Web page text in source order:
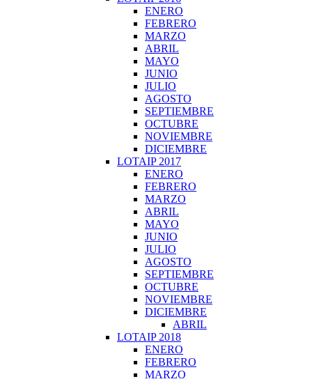
ENERO
FEBRERO
MARZO
ABRIL
MAYO
JUNIO
JULIO
AGOSTO
SEPTIEMBRE
OCTUBRE
NOVIEMBRE
DICIEMBRE
LOTAIP 2017
ENERO
FEBRERO
MARZO
ABRIL
MAYO
JUNIO
JULIO
AGOSTO
SEPTIEMBRE
OCTUBRE
NOVIEMBRE
DICIEMBRE
ABRIL
LOTAIP 2018
ENERO
FEBRERO
MARZO